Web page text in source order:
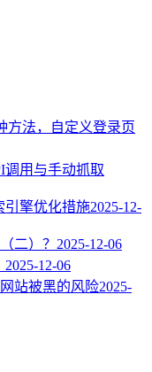
方法，自定义登录页
调用与手动抓取
引擎优化措施2025-12-
二）？ 2025-12-06
2025-12-06
站被黑的风险2025-